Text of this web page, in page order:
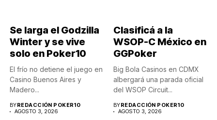
Se larga el Godzilla
Winter y se vive
solo en Poker10
El frío no detiene el juego en
Casino Buenos Aires y
Madero...
BYREDACCIÓN POKER10
AGOSTO 3, 2026
Clasificá a la
WSOP-C México en
GGPoker
Big Bola Casinos en CDMX
albergará una parada oficial
del WSOP Circuit...
BYREDACCIÓN POKER10
AGOSTO 3, 2026